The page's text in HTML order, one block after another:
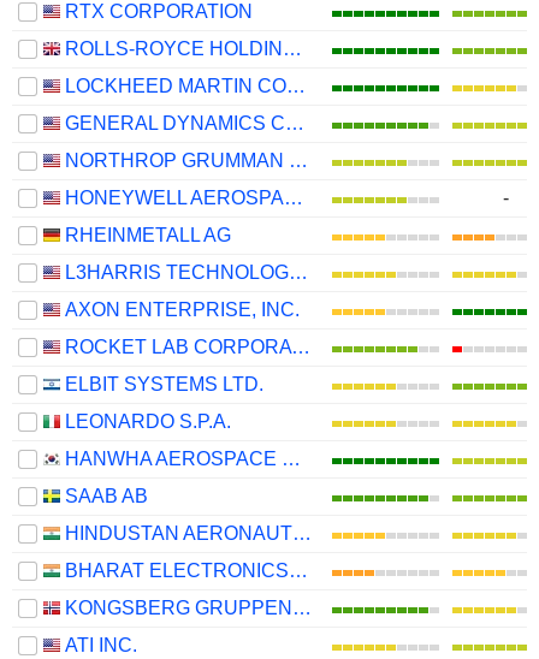
RTX CORPORATION
ROLLS-ROYCE HOLDINGS PLC
LOCKHEED MARTIN CORPORATION
GENERAL DYNAMICS CORPORATION
NORTHROP GRUMMAN CORPORATION
HONEYWELL AEROSPACE INC.
-
RHEINMETALL AG
L3HARRIS TECHNOLOGIES, INC.
AXON ENTERPRISE, INC.
ROCKET LAB CORPORATION
ELBIT SYSTEMS LTD.
LEONARDO S.P.A.
HANWHA AEROSPACE CO., LTD.
SAAB AB
HINDUSTAN AERONAUTICS LIMITED
BHARAT ELECTRONICS LIMITED
KONGSBERG GRUPPEN ASA
ATI INC.